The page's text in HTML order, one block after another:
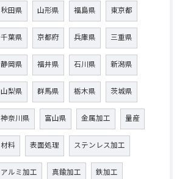
秋田県 山形県 福島県 東京都
千葉県 京都府 兵庫県 三重県
静岡県 福井県 石川県 新潟県
山梨県 群馬県 栃木県 茨城県
神奈川県 富山県 金属加工 量産
材料 表面処理 ステンレス加工
アルミ加工 真鍮加工 鉄加工